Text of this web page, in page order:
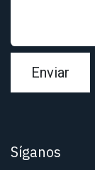
Enviar
Síganos